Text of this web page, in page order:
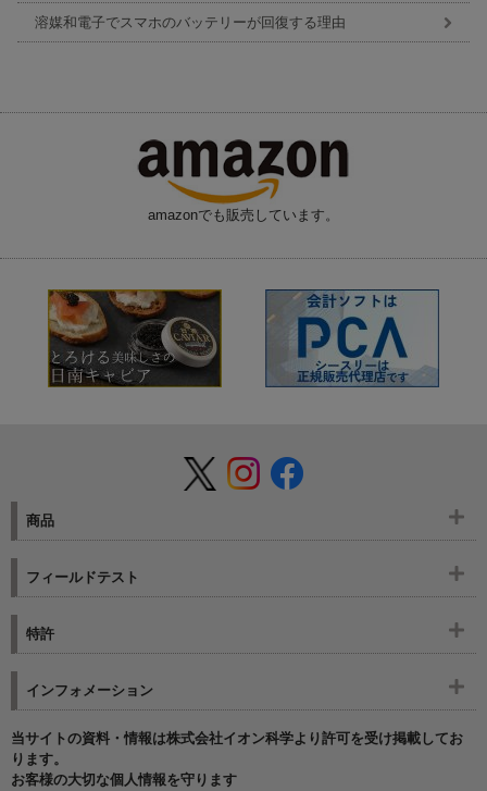
溶媒和電子でスマホのバッテリーが回復する理由
amazonでも販売しています。
商品
フィールドテスト
特許
インフォメーション
当サイトの資料・情報は株式会社イオン科学より許可を受け掲載してお
ります。
お客様の大切な個人情報を守ります